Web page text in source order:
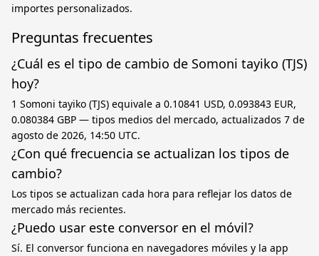
importes personalizados.
Preguntas frecuentes
¿Cuál es el tipo de cambio de Somoni tayiko (TJS)
hoy?
1 Somoni tayiko (TJS) equivale a 0.10841 USD, 0.093843 EUR,
0.080384 GBP — tipos medios del mercado, actualizados 7 de
agosto de 2026, 14:50 UTC.
¿Con qué frecuencia se actualizan los tipos de
cambio?
Los tipos se actualizan cada hora para reflejar los datos de
mercado más recientes.
¿Puedo usar este conversor en el móvil?
Sí. El conversor funciona en navegadores móviles y la app